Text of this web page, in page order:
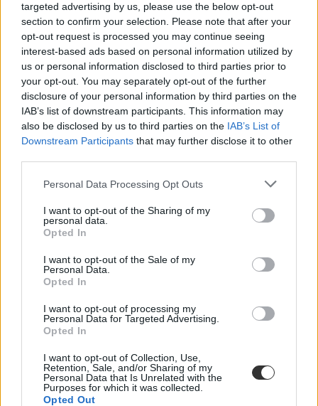
targeted advertising by us, please use the below opt-out
section to confirm your selection. Please note that after your
opt-out request is processed you may continue seeing
interest-based ads based on personal information utilized by
us or personal information disclosed to third parties prior to
your opt-out. You may separately opt-out of the further
disclosure of your personal information by third parties on the
IAB’s list of downstream participants. This information may
also be disclosed by us to third parties on the IAB’s List of
Downstream Participants that may further disclose it to other
Personal Data Processing Opt Outs
I want to opt-out of the Sharing of my
personal data.
Opted In
I want to opt-out of the Sale of my
Personal Data.
Opted In
I want to opt-out of processing my
Personal Data for Targeted Advertising.
Opted In
I want to opt-out of Collection, Use,
Retention, Sale, and/or Sharing of my
Personal Data that Is Unrelated with the
Purposes for which it was collected.
Opted Out
29 084 diák érettségizik. Az egész napos tudósításunkban minden
fontos információt megtalálhattok. A mai angolérettségi nap szakmai
támogatását, köszönjük a LanguageCert Nyelvvizsgaközpontnak.
angolérettségi
angol érettségi
Angol
matematika érettségi